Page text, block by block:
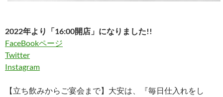
2022年より「16:00開店」になりました!!
FaceBookページ
Twitter
Instagram
【立ち飲みからご宴会まで】大安は、『毎日仕入れをし